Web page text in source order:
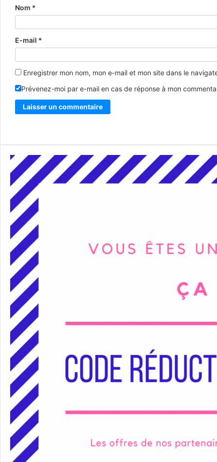
Nom *
E-mail *
Enregistrer mon nom, mon e-mail et mon site dans le
Prévenez-moi par e-mail en cas de réponse à mon